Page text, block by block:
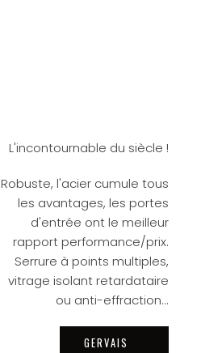
L'incontournable du siècle !
Robuste, l'acier cumule tous
les avantages, les portes
d'entrée ont le meilleur
rapport performance/prix.
Serrure à points multiples,
vitrage isolant retardataire
ou anti-effraction...
GERVAIS